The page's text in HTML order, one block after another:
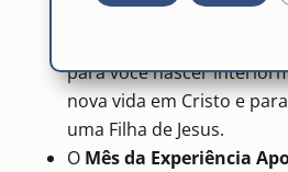
para você nascer
nova vida em Cristo e
uma Filha de Jesus.
O Mês da Experiência